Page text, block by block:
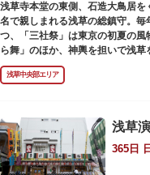
浅草寺本堂の東側、石造大鳥居
名で親しまれる浅草の総鎮守。
つ、「三社祭」は東京の初夏の
ら舞」のほか、神輿を担いで浅
町を練り歩く担ぎ手たちの威勢良
色に染まります。
6月の「夏越し（なごし）の大祓
ら逃れ、福徳があると伝えられる
本殿には浅草寺のご本尊である聖
に、尊像として奉安した郷土の文
浅草中央部エリア
浅草
365日